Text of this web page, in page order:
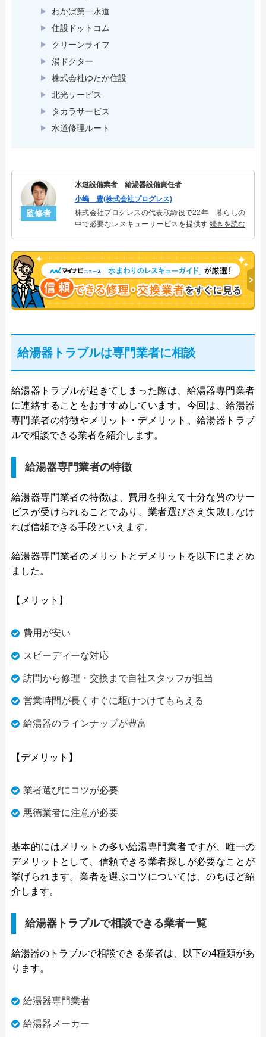
わかば第一水道
住設ドットコム
クリーンライフ
湯ドクター
株式会社ゆたか住設
北光サービス
タカラサービス
水道修理ルート
監修者
水道設備業者 給湯器設備責任者
小嶋 豊(株式会社プログレス)
株式会社プログレスの代表取締役で22年 暮らしの
中で必要なレスキューサービスを提供する株式会社
決。多くのお客様に信頼される「給湯器」のスペシ
ャリスト。
続きを読む
給湯器トラブルは専門業者に相談
給湯器トラブルが起きてしまった際は、給湯器専門業者
に連絡することをおすすめしています。今回は、給湯器
専門業者の特徴やメリット・デメリット、給湯器トラブ
ルで相談できる業者を紹介します。
給湯器専門業者の特徴
給湯器専門業者の特徴は、費用を抑えて十分な質のサー
ビスが受けられることであり、業者選びさえ失敗しなけ
れば信頼できる手段といえます。
給湯器専門業者のメリットとデメリットを以下にまとめ
ました。
【メリット】
費用が安い
スピーディーな対応
訪問から修理・交換まで自社スタッフが担当
営業時間が長くすぐに駆けつけてもらえる
給湯器のラインナップが豊富
【デメリット】
業者選びにコツが必要
悪徳業者に注意が必要
基本的にはメリットの多い給湯専門業者ですが、唯一の
デメリットとして、信頼できる業者探しが必要なことが
挙げられます。業者を選ぶコツについては、のちほど紹
介します。
給湯器トラブルで相談できる業者一覧
給湯器のトラブルで相談できる業者は、以下の4種類があ
ります。
給湯器専門業者
給湯器メーカー